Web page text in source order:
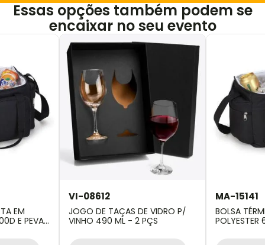
Essas opções também podem se
encaixar no seu evento
EM
E PEVA
VI-08612
JOGO DE TAÇAS DE VIDRO P/
VINHO 490 ML - 2 PÇS
MA-15141
BOLSA